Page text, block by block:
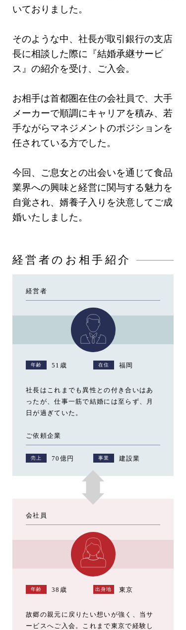
いておりました。
そのような中、社⻑が取引銀⾏の⽀店
⻑に相談した際に『結婚承継サービ
ス』の紹介を受け、ご⼊会。
お相⼿は⾸都圏在住の会社員で、大手
メーカーで順調にキャリアを積み、若
手ながらマネジメントのポジションを
任されている方でした。
今回、ご息⼥との出会いを通じて⾷品
業界への興味と経営に関与する魅力を
⾃覚され、婿養⼦⼊りを決意してご成
婚いたしました。
経営者のお相手紹介
経営者
年齢 51歳 在住 福岡
社長はこれまでも異性との付き合いはあ
ったが、仕事一筋で結婚には至らず、月
日が過ぎていた。
ご依頼企業
売上 70億円 事業 建設業
会社員
年齢 38歳 出身地 東京
故郷の親元に戻りたい想いが強く、当サ
ービスへご入会。これまで東京で経験し